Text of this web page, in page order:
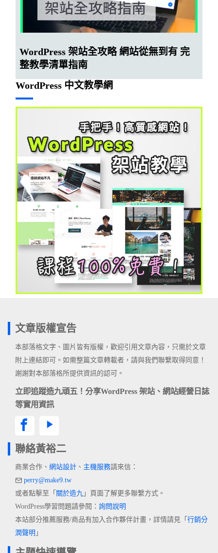
WordPress 架站全攻略 網站從無到有 完
整教學清單指南
WordPress 中文教學網
文章版權宣告
本部落格文字、圖片皆有版權，歡迎引用文章內容，只需於文章
附上連結即可。如需整篇文章轉載者，請與我們聯繫取得同意！
謝謝對本部落格所提供資訊的認可。
立即追蹤造九頑五！分享WordPress 架站、網站經營日誌
等實用資訊
聯絡黃裕二
商業合作、 網站設計 、 主機服務請來信：
perry@make9.tw
或者點擊至「 關於造九 」頁面了解更多聯繫方式。
WordPress學習問題請參閱： 詢問說明
本站部分推薦服務/商品有加入合作夥伴計畫，詳情請見「 行銷分
潤聲明 」